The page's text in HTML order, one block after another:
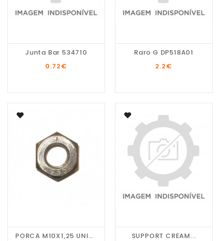
Junta Bar 534710
0.72€
Raro G DP518A01
2.2€
PORCA M10X1,25 UNI558 SUPPORT CREAM...